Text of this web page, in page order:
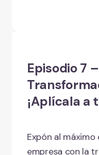
Episodio 7 –
¡Aplícala a
Expón al
empresa con la